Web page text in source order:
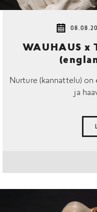
WAUHAUS x
Nurture (kannattelu)
ja